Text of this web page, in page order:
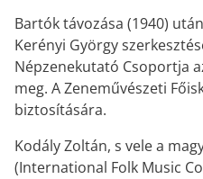
Bartók távozása (1940)
Kerényi György
Népzenekutató Csoportja
meg. A Zeneművészeti
biztosítására.
Kodály Zoltán, s vele a
(International Folk Music